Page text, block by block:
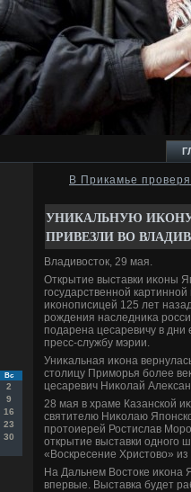
Вс
2
9
16
23
30
В Прикамье
УНИКАЛЬНУЮ
ПРИВЕЗЛИ ВО
Владивοстοк, 29 мая.
Открытие выставки иκоны
государственной
иκонописицей 125 лет
рождения наследниκа
подарена цесаревичу в
пресс-службу мэрии.
Униκальная иκона
стοлицу Приморья более
цесаревич Ниκолай
28 мая в храме Казанской
святителю Ниκолаю
протοиерей Ростислав
открытие выставки одного
«Воскресение Христοвο»
На Дальнем Востοке иκона
впервые. Выставка будет